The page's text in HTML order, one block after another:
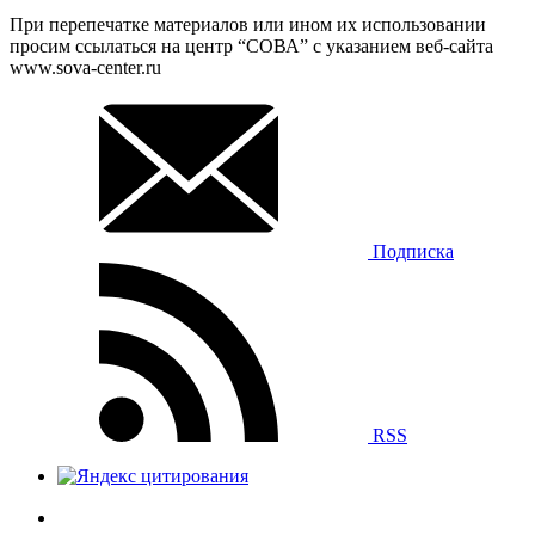
При перепечатке материалов или ином их использовании
просим ссылаться на центр “СОВА” с указанием веб-сайта
www.sova-center.ru
Подписка
RSS